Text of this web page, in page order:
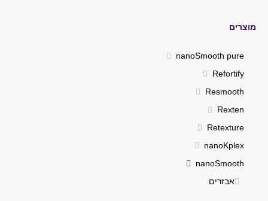
מוצרים
nanoSmooth pure
Refortify
Resmooth
Rexten
Retexture
nanoKplex
nanoSmooth
אבזרים